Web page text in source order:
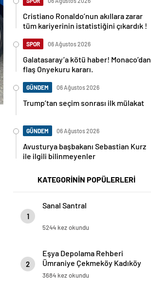
Cristiano Ronaldo’nun akıllara zarar
tüm kariyerinin istatistiğini çıkardık !
SPOR 06 Ağustos 2026
Galatasaray’a kötü haber! Monaco’dan
flaş Onyekuru kararı.
GÜNDEM 06 Ağustos 2026
Trump’tan seçim sonrası ilk mülakat
GÜNDEM 06 Ağustos 2026
Avusturya başbakanı Sebastian Kurz
ile ilgili bilinmeyenler
KATEGORİNİN POPÜLERLERİ
1
Sanal Santral
5244 kez okundu
2
Eşya Depolama Rehberi
Ümraniye Çekmeköy Kadıköy
3684 kez okundu